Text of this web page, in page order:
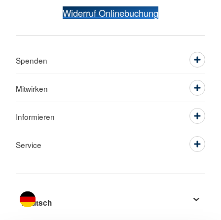
Widerruf Onlinebuchung
Spenden
Mitwirken
Informieren
Service
Sprache wechseln zu